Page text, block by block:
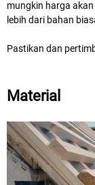
mungkin harga
lebih dari bahan
Pastikan dan
Material